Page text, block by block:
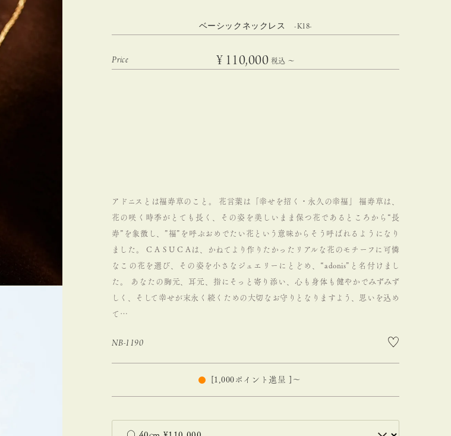
ベーシックネックレス -K18-
¥ 110,000 税込 〜
アドニスとは福寿草のこと。 花言葉は「幸せを招く・永久の幸福」 福寿草は、
花の咲く時季がとても長く、その姿を美しいまま保つ花であるところから“長
寿”を象徴し、”福”を呼ぶおめでたい花という意味からそう呼ばれるようになり
ました。 C A S U C Aは、かねてより作りたかったリアルな花のモチーフに可憐
なこの花を選び、その姿を小さなジュエリーにとどめ、“adonis”と名付けまし
た。 あなたの胸元、耳元、指にそっと寄り添い、心も身体も健やかでみずみず
しく、そして幸せが末永く続くための大切なお守りとなりますよう、思いを込め
て…
NB-1190
1,000 ポイント進呈 ] 〜